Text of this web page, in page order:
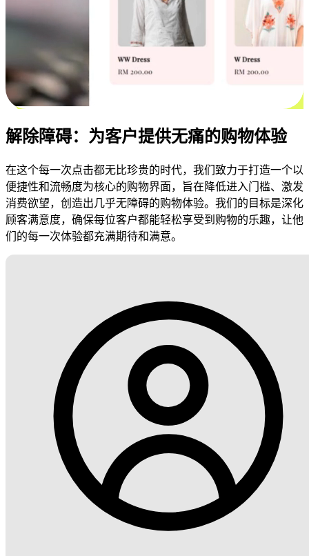
解除障碍：为客户提供无痛的购物体验
在这个每一次点击都无比珍贵的时代，我们致力于打造一个以
便捷性和流畅度为核心的购物界面，旨在降低进入门槛、激发
消费欲望，创造出几乎无障碍的购物体验。我们的目标是深化
顾客满意度，确保每位客户都能轻松享受到购物的乐趣，让他
们的每一次体验都充满期待和满意。